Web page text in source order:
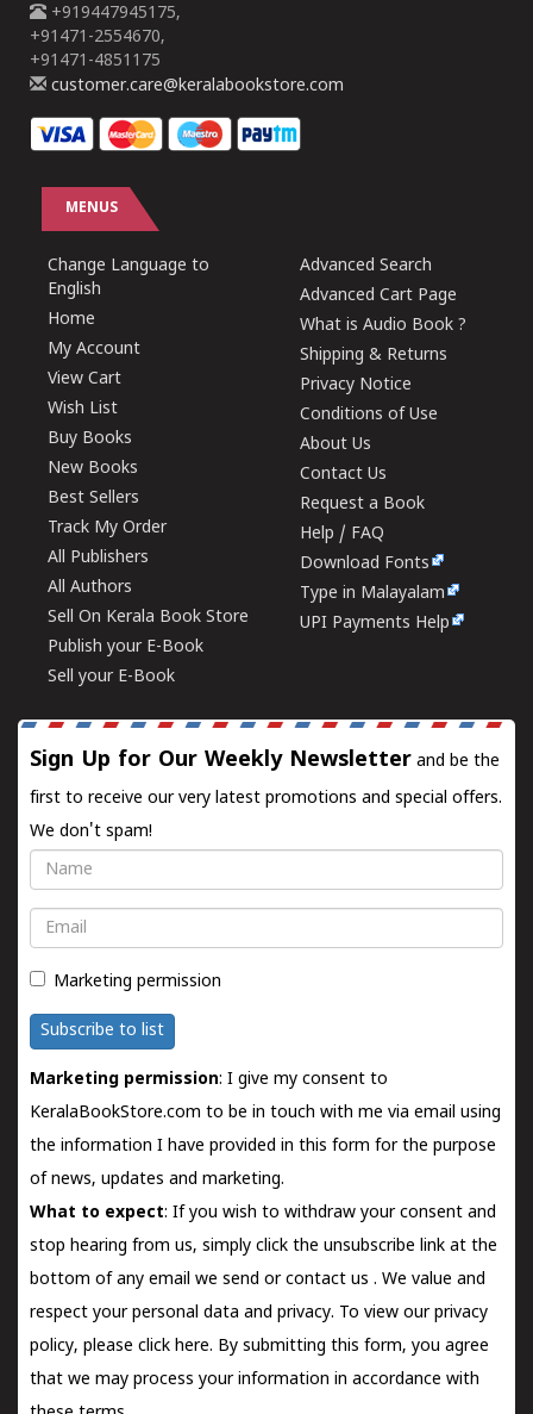
+919447945175,
+91471-2554670,
+91471-4851175
customer.care@keralabookstore.com
MENUS
Change Language to
English
Home
My Account
View Cart
Wish List
Buy Books
New Books
Best Sellers
Track My Order
All Publishers
All Authors
Sell On Kerala Book Store
Publish your E-Book
Sell your E-Book
Advanced Search
Advanced Cart Page
What is Audio Book ?
Shipping & Returns
Privacy Notice
Conditions of Use
About Us
Contact Us
Request a Book
Help / FAQ
Download Fonts
Type in Malayalam
UPI Payments Help
Sign Up for Our Weekly Newsletter and be the
first to receive our very latest promotions and special offers.
We don't spam!
Name
Email
Marketing permission
Subscribe to list
Marketing permission: I give my consent to
KeralaBookStore.com to be in touch with me via email using
the information I have provided in this form for the purpose
of news, updates and marketing.
What to expect: If you wish to withdraw your consent and
stop hearing from us, simply click the unsubscribe link at the
bottom of any email we send orcontact us . We value and
respect your personal data and privacy. To view our privacy
policy, please click here. By submitting this form, you agree
that we may process your information in accordance with